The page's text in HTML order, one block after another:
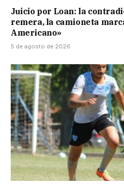
Juicio por Loan: la
remera, la camioneta
Americano»
5 de agosto de 2026